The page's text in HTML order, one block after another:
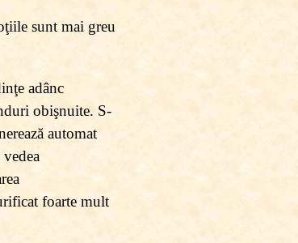
sunt mai greu
adânc
obişnuite. S-
automat
foarte mult